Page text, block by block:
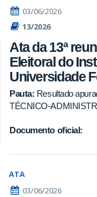
03/06/2026
13/2026
Ata da 13ª
Eleitoral do
Universidade
Pauta: Resultado
TÉCNICO-
Documento oficial:
ATA
03/06/2026